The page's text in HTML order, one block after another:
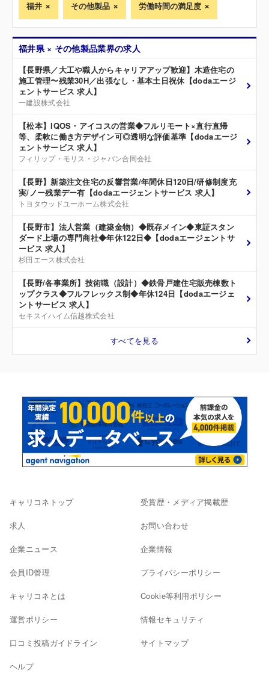
福井 その他製品 労働時間の満足度
福井県 × その他製品業界の求人
【長野県／大工や職人からキャリアアップ歓迎】木造住宅の
施工管理〜残業30H／出張なし・基本土日祝休【dodaエージ
ェントサービス 求人】
一建設株式会社
【松本】IQOS・アイコスの営業◆フルリモート×直行直帰
等、柔軟に働き方デザイン可◎透明な評価基準【dodaエージ
ェントサービス 求人】
フィリップ・モリス・ジャパン合同会社
【長野】新築注文住宅の反響営業/年間休日120日/研修制度充
実/ノー残業デー有【dodaエージェントサービス 求人】
トヨタウッドユーホーム株式会社
【長野市】法人営業（建築金物）◆既存メイン◆東証スタン
ダード上場の専門商社◆年休122日◆【dodaエージェントサ
ービス 求人】
杉田エース株式会社
【長野/各事業所】技術職（設計）◆鉄骨戸建住宅販売棟数ト
ップクラス◆フルフレックス制◆年休124日【dodaエージェ
ントサービス 求人】
セキスイハイム信越株式会社
すべてを見る
キャリコネトップ
求人
企業ニュース
会員ID管理
キャリコネとは
運営ポリシー
口コミ投稿ガイドライン
ヘルプ
受賞歴・メディア掲載歴
お問い合わせ
企業情報
プライバシーポリシー
Cookie等利用ポリシー
情報セキュリティ
サイトマップ